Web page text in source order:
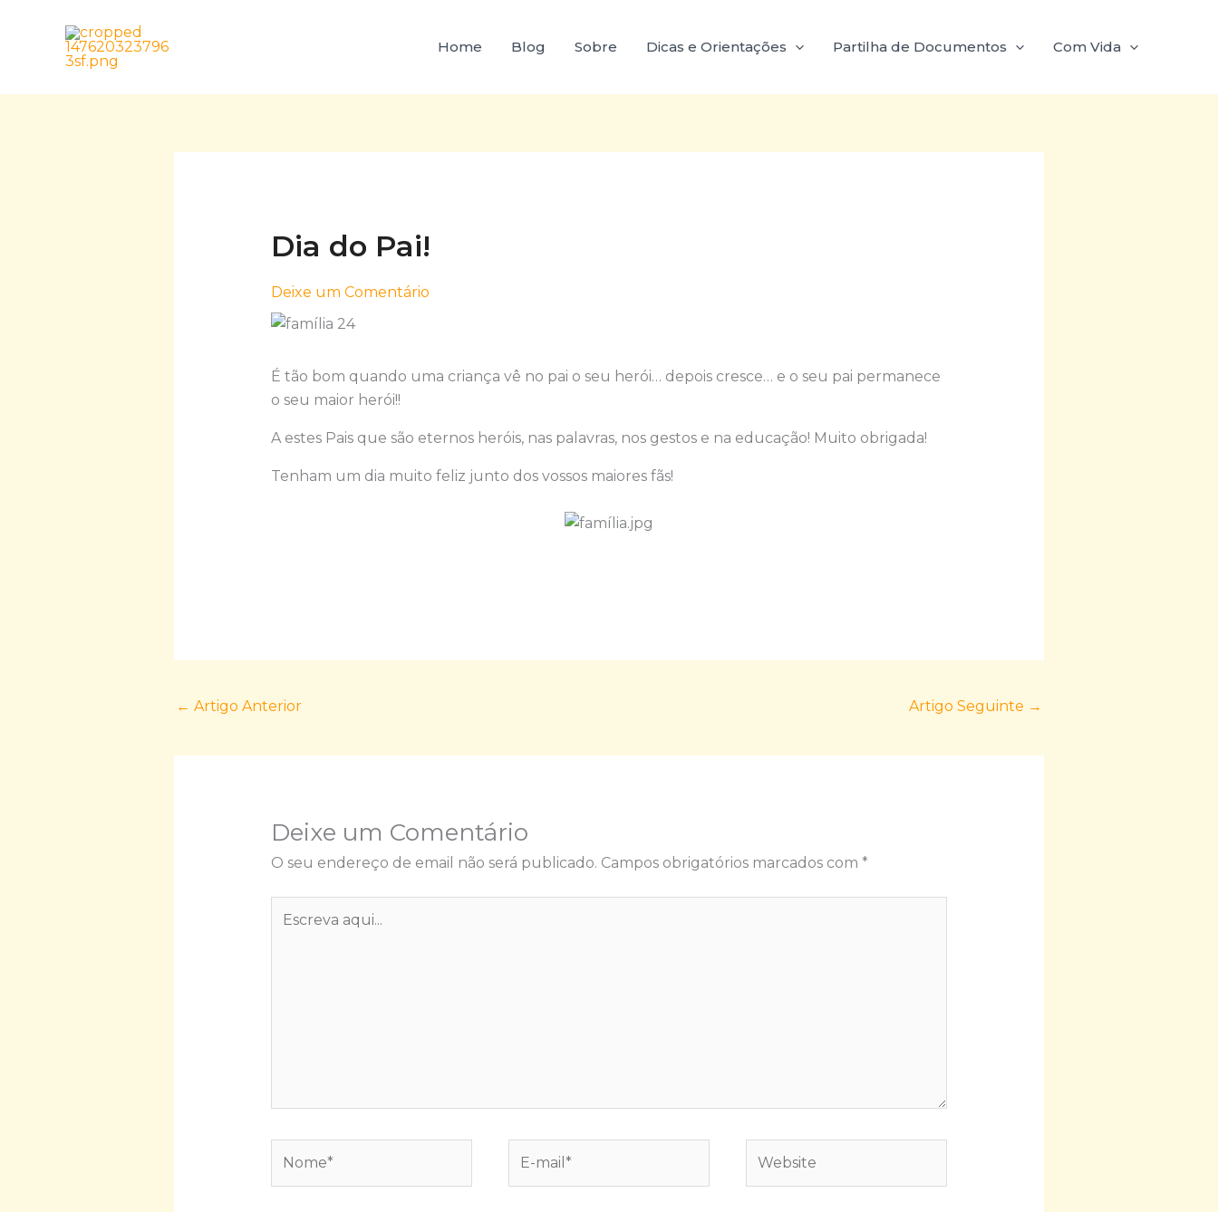
Home Blog Sobre Dicas e Orientações Partilha de Documentos Com Vida
Dia do Pai!
Deixe um Comentário
É tão bom quando uma criança vê no pai o seu herói… depois cresce… e o seu pai permanece
o seu maior herói!!
A estes Pais que são eternos heróis, nas palavras, nos gestos e na educação! Muito obrigada!
Tenham um dia muito feliz junto dos vossos maiores fãs!
← Artigo Anterior Artigo Seguinte →
Deixe um Comentário
O seu endereço de email não será publicado. Campos obrigatórios marcados com *
aqui...
mail*